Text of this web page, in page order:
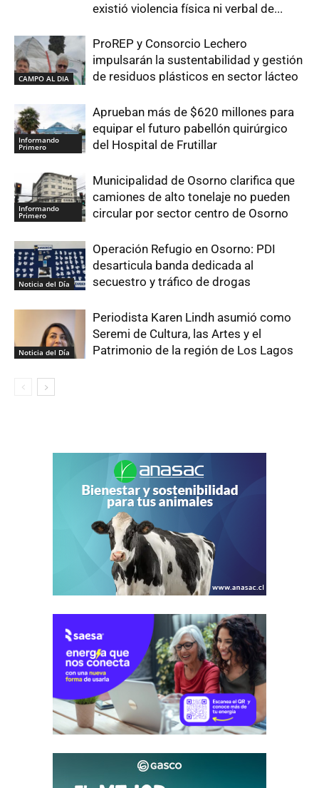
existió violencia física ni verbal de...
CAMPO AL DIA
ProREP y Consorcio Lechero
impulsarán la sustentabilidad y gestión
de residuos plásticos en sector lácteo
Informando
Primero
Aprueban más de $620 millones para
equipar el futuro pabellón quirúrgico
del Hospital de Frutillar
Informando
Primero
Municipalidad de Osorno clarifica que
camiones de alto tonelaje no pueden
circular por sector centro de Osorno
Noticia del Día
Operación Refugio en Osorno: PDI
desarticula banda dedicada al
secuestro y tráfico de drogas
Noticia del Día
Periodista Karen Lindh asumió como
Seremi de Cultura, las Artes y el
Patrimonio de la región de Los Lagos